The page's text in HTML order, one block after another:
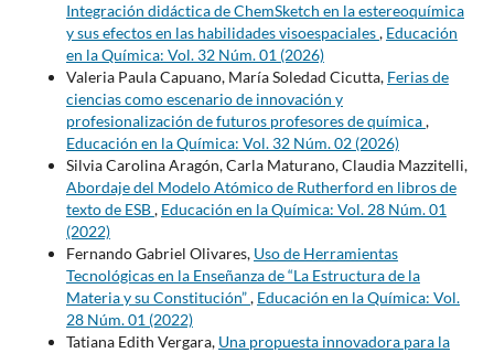
Integración didáctica de ChemSketch en la estereoquímica
y sus efectos en las habilidades visoespaciales, Educación
en la Química: Vol. 32 Núm. 01 (2026)
Valeria Paula Capuano, María Soledad Cicutta, Ferias de
ciencias como escenario de innovación y
profesionalización de futuros profesores de química,
Educación en la Química: Vol. 32 Núm. 02 (2026)
Silvia Carolina Aragón, Carla Maturano, Claudia Mazzitelli,
Abordaje del Modelo Atómico de Rutherford en libros de
texto de ESB, Educación en la Química: Vol. 28 Núm. 01
(2022)
Fernando Gabriel Olivares, Uso de Herramientas
Tecnológicas en la Enseñanza de “La Estructura de la
Materia y su Constitución”, Educación en la Química: Vol.
28 Núm. 01 (2022)
Tatiana Edith Vergara, Una propuesta innovadora para la